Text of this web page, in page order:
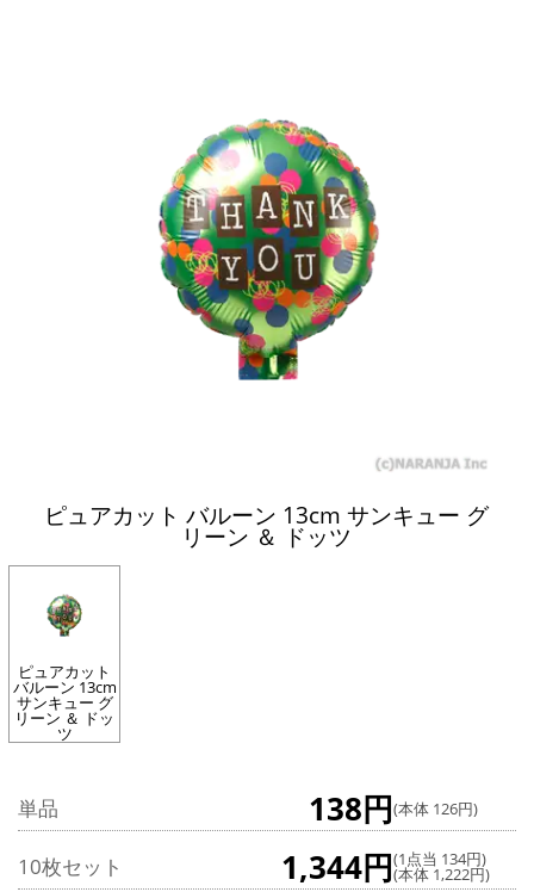
ピュアカット バルーン 13cm サンキュー グ
リーン ＆ ドッツ
ピュアカット
バルーン 13cm
サンキュー グ
リーン ＆ ドッ
ツ
単品 138円(本体 126円)
10枚セット 1,344円(1点当 134円)
(本体 1,222円)